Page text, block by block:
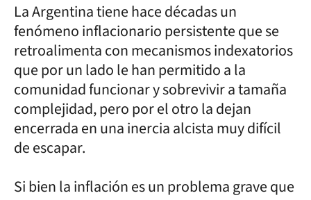
La Argentina tiene hace décadas un
fenómeno inflacionario persistente que se
retroalimenta con mecanismos indexatorios
que por un lado le han permitido a la
comunidad funcionar y sobrevivir a tamaña
complejidad, pero por el otro la dejan
encerrada en una inercia alcista muy difícil
de escapar.
Si bien la inflación es un problema grave que